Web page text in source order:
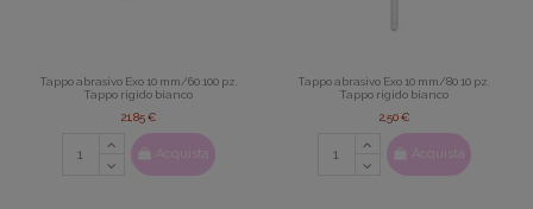
Tappo abrasivo Exo 10 mm/60 100 pz.
Tappo rigido bianco
21,85 €
Acquista
Tappo abrasivo Exo 10 mm/80 10 pz.
Tappo rigido bianco
2,50 €
Acquista